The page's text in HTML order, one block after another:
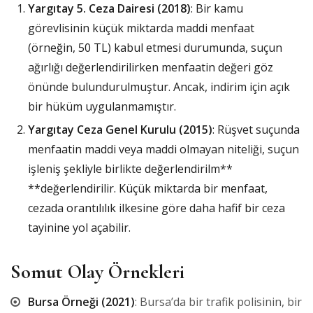
Yargıtay 5. Ceza Dairesi (2018): Bir kamu
görevlisinin küçük miktarda maddi menfaat
(örneğin, 50 TL) kabul etmesi durumunda, suçun
ağırlığı değerlendirilirken menfaatin değeri göz
önünde bulundurulmuştur. Ancak, indirim için açık
bir hüküm uygulanmamıştır.
Yargıtay Ceza Genel Kurulu (2015): Rüşvet suçunda
menfaatin maddi veya maddi olmayan niteliği, suçun
işleniş şekliyle birlikte değerlendirilm**
**değerlendirilir. Küçük miktarda bir menfaat,
cezada orantılılık ilkesine göre daha hafif bir ceza
tayinine yol açabilir.
Somut Olay Örnekleri
Bursa Örneği (2021): Bursa’da bir trafik polisinin, bir